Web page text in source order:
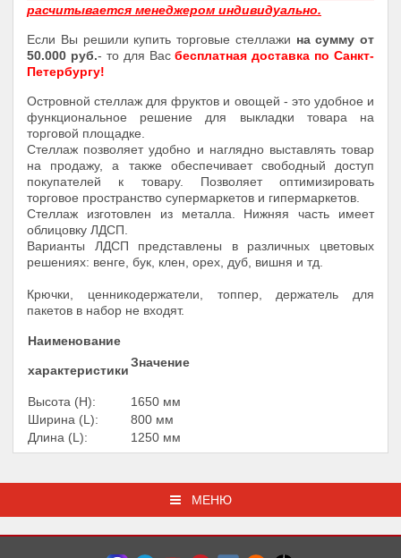
расчитывается менеджером индивидуально.
Если Вы решили купить торговые стеллажи на сумму от
50.000 руб.- то для Васбесплатная доставка по Санкт-
Петербургу!
Островной стеллаж для фруктов и овощей - это удобное и
функциональное решение для выкладки товара на
торговой площадке.
Стеллаж позволяет удобно и наглядно выставлять товар
на продажу, а также обеспечивает свободный доступ
покупателей к товару. Позволяет оптимизировать
торговое пространство супермаркетов и гипермаркетов.
Стеллаж изготовлен из металла. Нижняя часть имеет
облицовку ЛДСП.
Варианты ЛДСП представлены в различных цветовых
решениях: венге, бук, клен, орех, дуб, вишня и тд.
Крючки, ценникодержатели, топпер, держатель для
пакетов в набор не входят.
Наименование
характеристики
Значение
Высота (Н):
1650 мм
Ширина (L):
800 мм
Длина (L):
1250 мм
МЕНЮ